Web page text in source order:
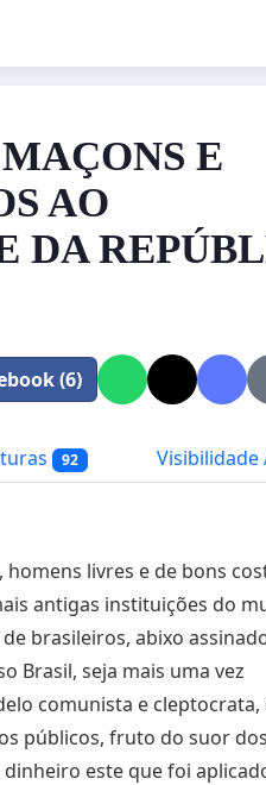
E
AO
DA
(6)
92 Visibilidade
homens livres e de bons
antigas instituições do
brasileiros, abixo
Brasil, seja mais uma vez
comunista e cleptocrata,
públicos, fruto do suor dos
este que foi